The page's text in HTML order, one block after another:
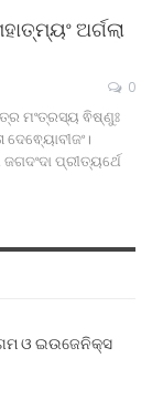
ଅର୍ଗଲା
0
ମଂତ୍ରସ୍ୟ ଵିଷ୍ଣୁଃ
ଦେଵ୍ୟୋବୀଜଂ।
ପ୍ରୀତ୍ୟର୍ଥେ
ଓ ଇଉଜେନିକ୍ସ